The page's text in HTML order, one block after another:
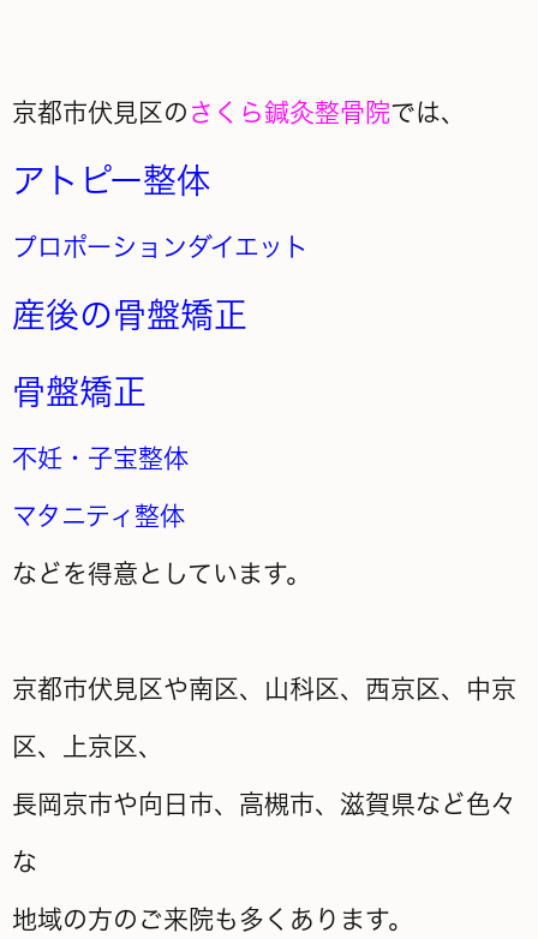
京都市伏見区の さくら鍼灸整骨院では、
アトピー整体
プロポーションダイエット
産後の骨盤矯正
骨盤矯正
不妊・子宝整体
マタニティ整体
などを得意としています。
京都市伏見区や南区、山科区、西京区、中京
区、上京区、
長岡京市や向日市、高槻市、滋賀県など色々
な
地域の方のご来院も多くあります。